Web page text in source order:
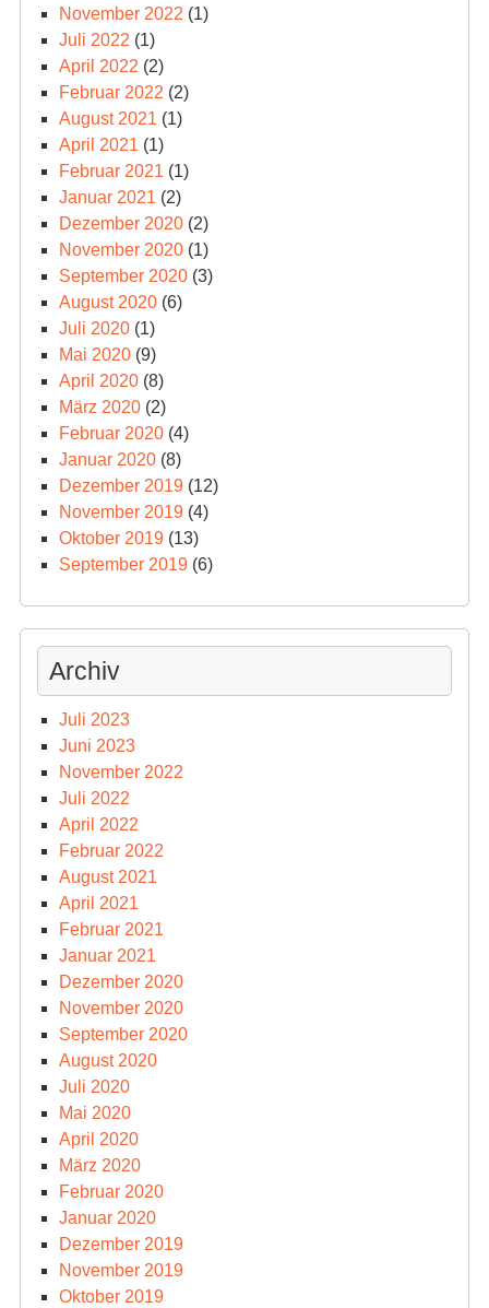
November 2022 (1)
Juli 2022 (1)
April 2022 (2)
Februar 2022 (2)
August 2021 (1)
April 2021 (1)
Februar 2021 (1)
Januar 2021 (2)
Dezember 2020(2)
November 2020(1)
September 2020(3)
August 2020(6)
Juli 2020(1)
Mai 2020(9)
April 2020(8)
März 2020(2)
Februar 2020(4)
Januar 2020(8)
Dezember 2019(12)
November 2019(4)
Oktober 2019(13)
September 2019(6)
Archiv
Juli 2023
Juni 2023
November 2022
Juli 2022
April 2022
Februar 2022
August 2021
April 2021
Februar 2021
Januar 2021
Dezember 2020
November 2020
September 2020
August 2020
Juli 2020
Mai 2020
April 2020
März 2020
Februar 2020
Januar 2020
Dezember 2019
November 2019
Oktober 2019